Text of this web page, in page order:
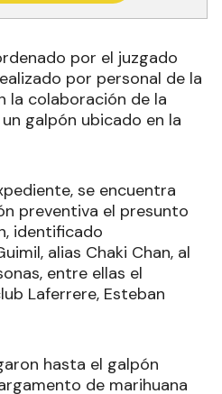
por el juzgado
por personal de la
la colaboración de la
galpón ubicado en la
se encuentra
preventiva el presunto
identificado
alias Chaki Chan, al
entre ellas el
Laferrere, Esteban
hasta el galpón
de marihuana